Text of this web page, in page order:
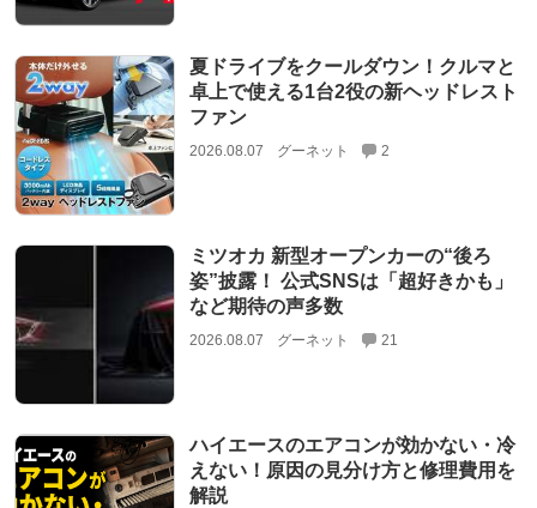
夏ドライブをクールダウン！クルマと
卓上で使える1台2役の新ヘッドレスト
ファン
2026.08.07 グーネット 2
ミツオカ 新型オープンカーの“後ろ
姿”披露！ 公式SNSは「超好きかも」
など期待の声多数
2026.08.07 グーネット 21
ハイエースのエアコンが効かない・冷
えない！原因の見分け方と修理費用を
解説